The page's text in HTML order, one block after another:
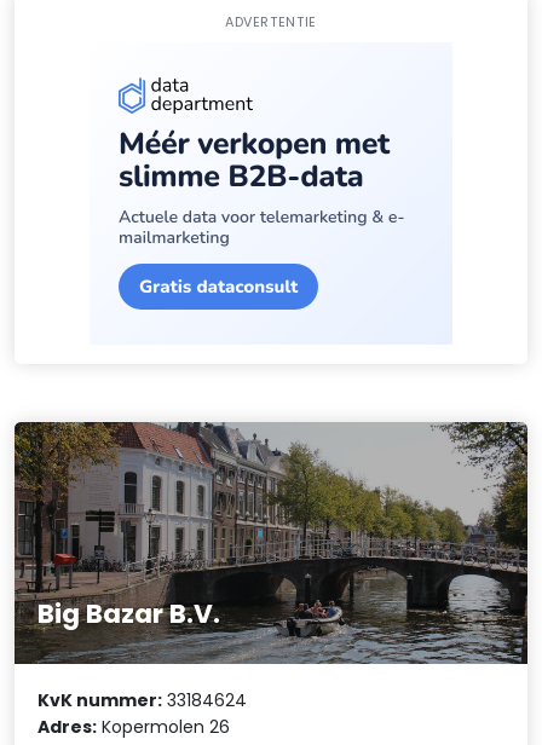
ADVERTENTIE
Big Bazar B.V.
KvK nummer: 33184624
Adres: Kopermolen 26